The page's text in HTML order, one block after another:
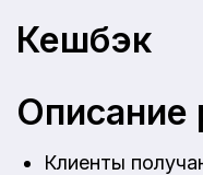
Кешбэк
Описание
Клиенты